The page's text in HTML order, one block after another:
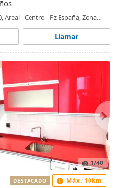
Areal - Centro - Pz España, Zona
Llamar
1/40
DESTACADO Máx. 10km